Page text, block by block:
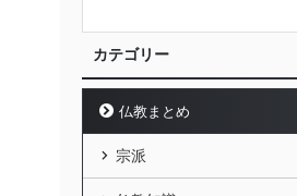
カテゴリー
仏教まとめ
宗派